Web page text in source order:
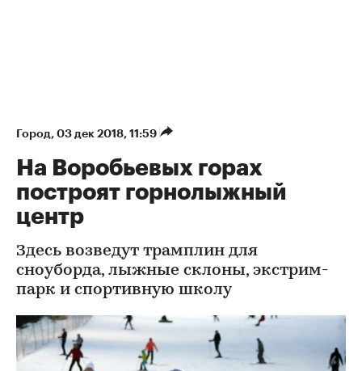
Город⁠, 03 дек 2018, 11:59
На Воробьевых горах
построят горнолыжный
центр
Здесь возведут трамплин для
сноуборда, лыжные склоны, экстрим-
парк и спортивную школу